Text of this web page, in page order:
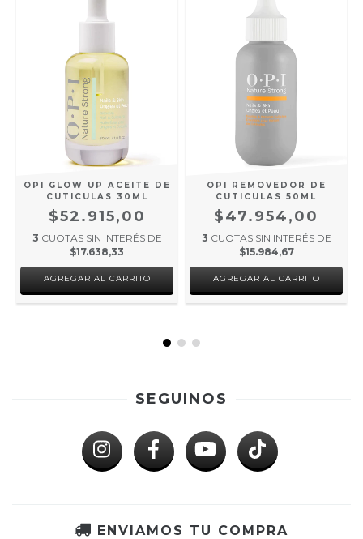
OPI GLOW UP ACEITE DE
CUTICULAS 30ML
$52.915,00
3 CUOTAS SIN INTERÉS DE
$17.638,33
OPI REMOVEDOR DE
CUTICULAS 50ML
$47.954,00
3 CUOTAS SIN INTERÉS DE
$15.984,67
SEGUINOS
ENVIAMOS TU COMPRA